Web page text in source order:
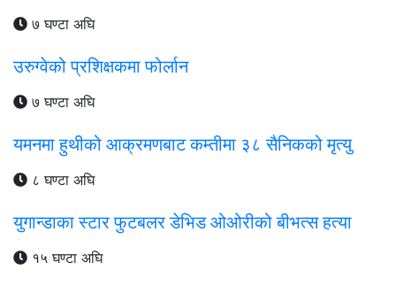
७ घण्टा अघि
उरुग्वेको प्रशिक्षकमा फोर्लान
७ घण्टा अघि
यमनमा हुथीको आक्रमणबाट कम्तीमा ३८ सैनिकको मृत्यु
८ घण्टा अघि
युगान्डाका स्टार फुटबलर डेभिड ओओरीको बीभत्स हत्या
१५ घण्टा अघि